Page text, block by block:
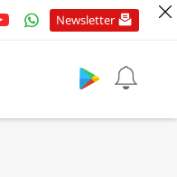
Newsletter